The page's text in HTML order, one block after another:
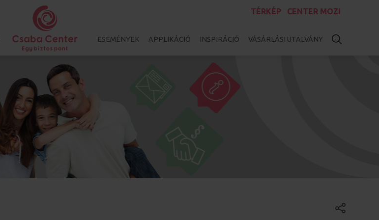
TÉRKÉP CENTER MOZI
ESEMÉNYEK APPLIKÁCIÓ INSPIRÁCIÓ VÁSÁRLÁSI UTALVÁNY